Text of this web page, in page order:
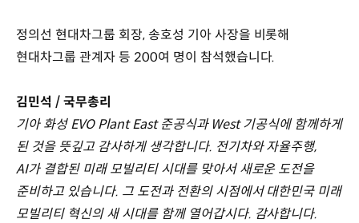
정의선 현대차그룹 회장, 송호성 기아 사장을 비롯해
현대차그룹 관계자 등 200여 명이 참석했습니다.
김민석 / 국무총리
기아 화성 EVO Plant East 준공식과 West 기공식에 함께하게
된 것을 뜻깊고 감사하게 생각합니다. 전기차와 자율주행,
AI가 결합된 미래 모빌리티 시대를 맞아서 새로운 도전을
준비하고 있습니다. 그 도전과 전환의 시점에서 대한민국 미래
모빌리티 혁신의 새 시대를 함께 열어갑시다. 감사합니다.